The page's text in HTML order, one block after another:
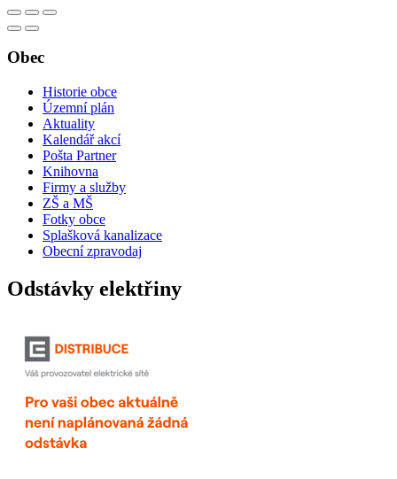
Obec
Historie obce
Územní plán
Aktuality
Kalendář akcí
Pošta Partner
Knihovna
Firmy a služby
ZŠ a MŠ
Fotky obce
Splašková kanalizace
Obecní zpravodaj
Odstávky elektřiny